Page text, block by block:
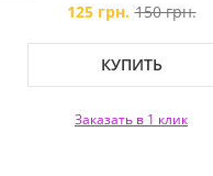
125 грн. 150 грн.
КУПИТЬ
Заказать в 1 клик